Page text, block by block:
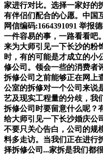
家进行对比。选择一家好的
有伴侣们配合的心愿。中国
网信编码:1664391091 举报
一件容易的事，一路看看吧
来为大师引见一下长沙的粉
时，有的可能是才成立的小
修公司。领会一些的消费者
拆修公司之前能够正在网上
公室的拆修对一个公司来说
艺及现实工程量的分歧，我
拆修公司时要留意什么呢？
给大师引见一下长沙婚庆公
不要只关心告白，公司的规
料多走访。当我们正在进行
择拆修公司...家拆是我们都